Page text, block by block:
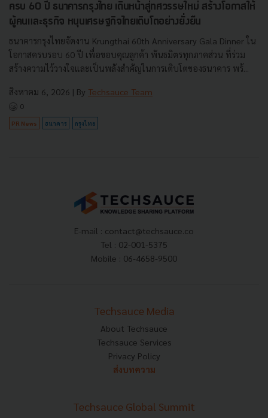
ครบ 60 ปี ธนาคารกรุงไทย เดินหน้าสู่ทศวรรษใหม่ สร้างโอกาสให้
ผู้คนและธุรกิจ หนุนเศรษฐกิจไทยเติบโตอย่างยั่งยืน
ธนาคารกรุงไทยจัดงาน Krungthai 60th Anniversary Gala Dinner ใน
โอกาสครบรอบ 60 ปี เพื่อขอบคุณลูกค้า พันธมิตรทุกภาคส่วน ที่ร่วม
สร้างความไว้วางใจและเป็นพลังสำคัญในการเติบโตของธนาคาร พร้...
สิงหาคม 6, 2026 | By Techsauce Team
0
PR News ธนาคาร กรุงไทย
E-mail : contact@techsauce.co
Tel : 02-001-5375
Mobile : 06-4658-9500
Techsauce Media
About Techsauce
Techsauce Services
Privacy Policy
ส่งบทความ
Techsauce Global Summit